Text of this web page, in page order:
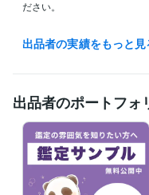
ださい。
◆電話鑑定の待機について
待機時間外でも、タイミン
い。
※ダイレクトメッセージは鑑
す。
※深夜（0：00～7：00）の
出品者の実績をもっと見
出品者のポートフォ